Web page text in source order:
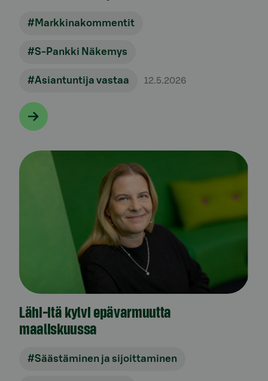
#Markkinakommentit
#S-Pankki Näkemys
#Asiantuntija vastaa 12.5.2026
Lähi-itä kylvi epävarmuutta
maaliskuussa
#Säästäminen ja sijoittaminen